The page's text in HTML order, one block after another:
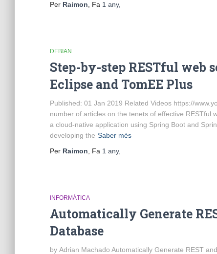
Per Raimon , Fa 1 any,
DEBIAN
Step-by-step RESTful web
Eclipse and TomEE Plus
Published: 01 Jan 2019 Related Videos https://
number of articles on the tenets of effective RESTful
a cloud-native application using Spring Boot and
developing the Saber més
Per Raimon , Fa 1 any,
INFORMÀTICA
Automatically Generate
Database
by Adrian Machado Automatically Generate REST